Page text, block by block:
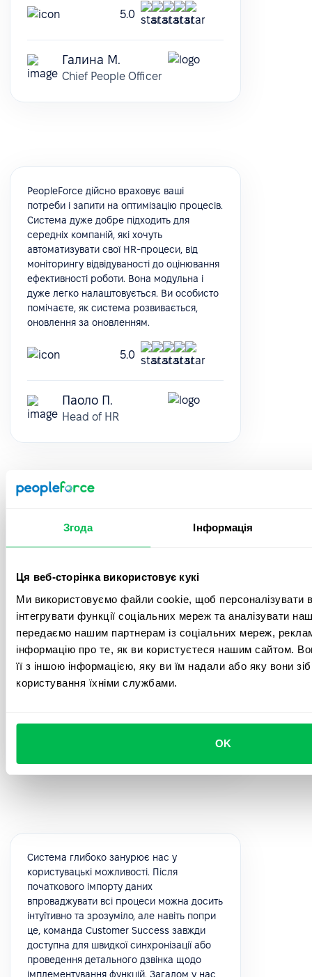
Згода Інформація
Ця веб-сторінка використовує кукі
Ми використовуємо файли cookie, щоб персоналізувати
інтегрувати функції соціальних мереж та аналізувати
передаємо нашим партнерам із соціальних мереж,
інформацію про те, як ви користуєтеся нашим сайтом.
її з іншою інформацією, яку ви їм надали або яку вони
користування їхніми службами.
OK
5.0
Галина М.
Chief People Officer
PeopleForce дійсно враховує ваші
потреби і запити на оптимізацію процесів.
Система дуже добре підходить для
середніх компаній, які хочуть
автоматизувати свої HR-процеси, від
моніторингу відвідуваності до оцінювання
ефективності роботи. Вона модульна і
дуже легко налаштовується. Ви особисто
помічаєте, як система розвивається,
оновлення за оновленням.
5.0
Паоло П.
Head of HR
Менеджери підтримки швидко реагують і
завжди доступні. З приємним
проблем. Система зручно
запити. Функції, які ми хочемо додати,
враховуються в релізах оновлень, після
нашої комунікації. Це дуже приємно і
говорить про якісний сервіс.
5.0
Юлія К.
Система глибоко занурює нас у
користувацькі можливості. Після
початкового імпорту даних
впроваджувати всі процеси можна досить
інтуїтивно та зрозуміло, але навіть попри
це, команда Customer Success завжди
доступна для швидкої синхронізації або
проведення детального дзвінка щодо
імплементування функцій. Загалом у нас